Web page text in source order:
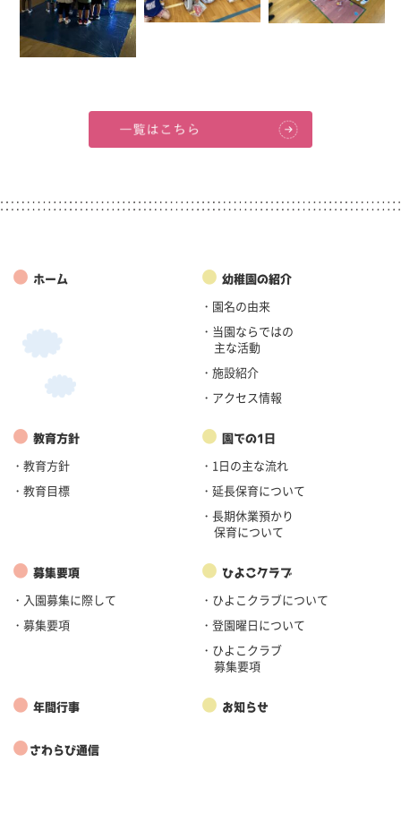
● ホーム ● 幼稚園の紹介
・園名の由来
・当園ならではの
主な活動
・施設紹介
・アクセス情報
● 教育方針
・教育方針
・教育目標
● 園での1日
・1日の主な流れ
・延長保育について
・長期休業預かり
保育について
● 募集要項
・入園募集に際して
・募集要項
● ひよこクラブ
・ひよこクラブについて
・登園曜日について
・ひよこクラブ
募集要項
● 年間行事 ● お知らせ
● さわらび通信